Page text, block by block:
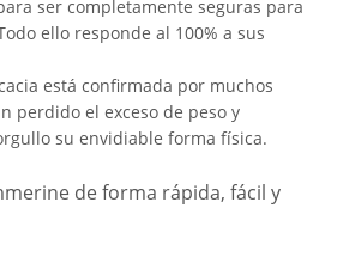
ser completamente seguras para
ello responde al 100% a sus
está confirmada por muchos
perdido el exceso de peso y
su envidiable forma física.
de forma rápida, fácil y